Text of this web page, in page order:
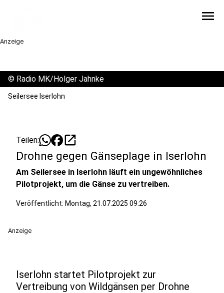
menu
Anzeige
© Radio MK/Holger Jahnke
Seilersee Iserlohn
Teilen: open_in_new
Drohne gegen Gänseplage in Iserlohn
Am Seilersee in Iserlohn läuft ein ungewöhnliches
Pilotprojekt, um die Gänse zu vertreiben.
Veröffentlicht: Montag, 21.07.2025 09:26
Anzeige
Iserlohn startet Pilotprojekt zur
Vertreibung von Wildgänsen per Drohne